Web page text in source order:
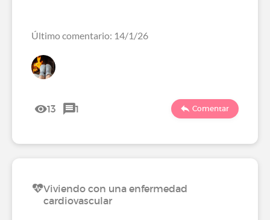
Último comentario: 14/1/26
13 1 Comentar
Viviendo con una enfermedad
cardiovascular